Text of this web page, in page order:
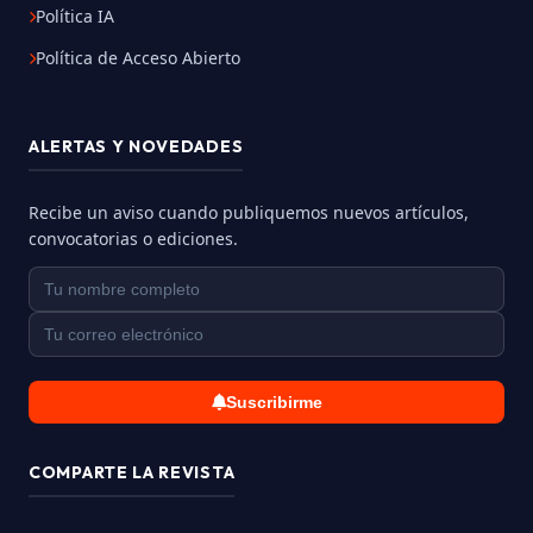
Política IA
Política de Acceso Abierto
ALERTAS Y NOVEDADES
Recibe un aviso cuando publiquemos nuevos artículos,
convocatorias o ediciones.
Suscribirme
COMPARTE LA REVISTA